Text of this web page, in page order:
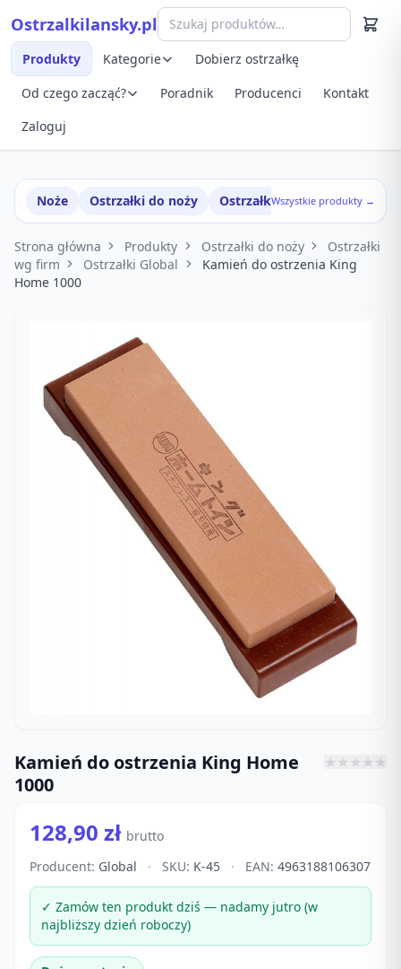
Ostrzalkilansky.pl
Produkty Kategorie
Dobierz ostrzałkę
Od czego zacząć?
Poradnik Producenci
Kontakt
Zaloguj
Noże Ostrzałki do noży Ostrzałki w zestawach
Wszystkie produkty →
Strona główna Produkty Ostrzałki do noży
Ostrzałki
wg firm
Ostrzałki Global
Kamień do ostrzenia King
Home 1000
Kamień do ostrzenia King Home
1000
★★★★★
128,90 zł brutto
Producent: Global · SKU: K-45 · EAN: 4963188106307
✓ Zamów ten produkt dziś — nadamy jutro (w
najbliższy dzień roboczy)
Szybki podgląd produktu